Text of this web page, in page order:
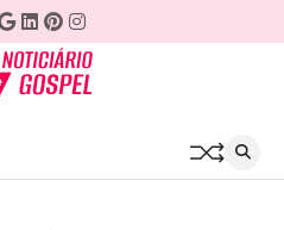
Google
Plus
Linkedin
Pinterest
Instagram